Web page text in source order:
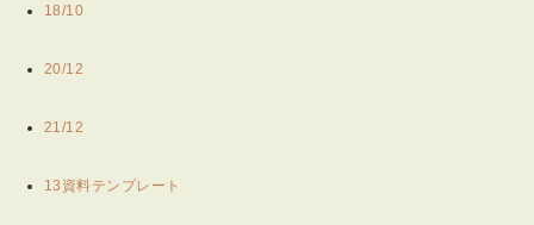
18/10
20/12
21/12
13資料テンプレート